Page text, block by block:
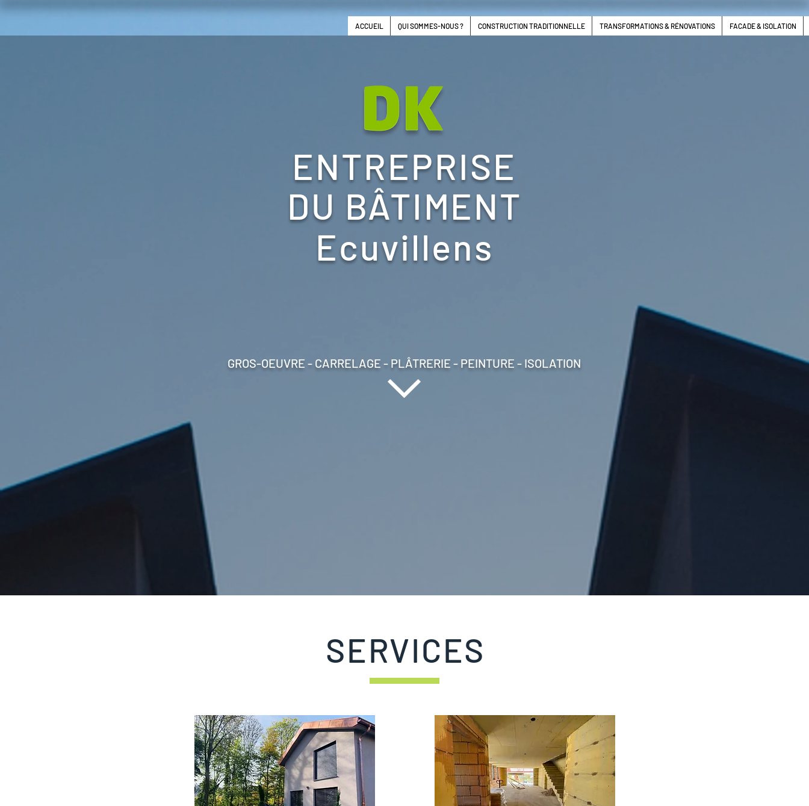
ACCUEIL QUI SOMMES-NOUS ? CONSTRUCTION TRADITIONNELLE TRANSFORMATIONS & RÉNOVATIONS FACADE & ISOLATION
ENTREPRISE
DU BÂTIMENT
Ecuvillens
GROS-OEUVRE - CARRELAGE - PLÂTRERIE - PEINTURE - ISOLATION
SERVICES